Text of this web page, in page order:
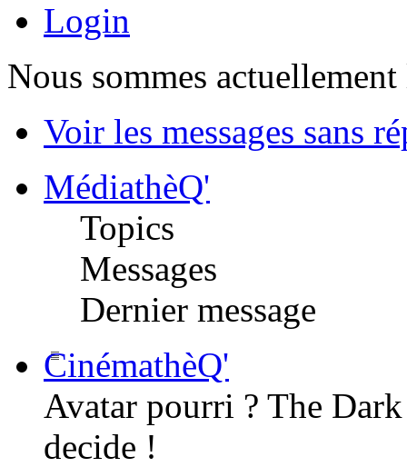
Login
Nous sommes
Voir les messages sans
MédiathèQ'
Topics
Messages
Dernier message
CinémathèQ'
Avatar pourri ? The
decide !